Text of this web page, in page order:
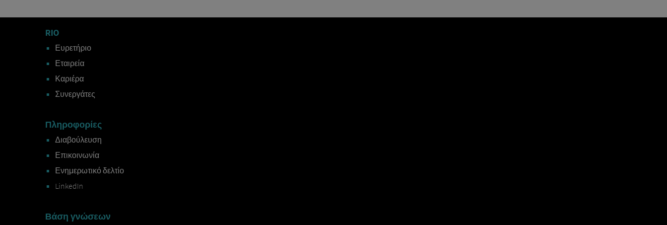
RIO
Ευρετήριο
Εταιρεία
Καριέρα
Συνεργάτες
Πληροφορίες
Διαβούλευση
Επικοινωνία
Ενημερωτικό δελτίο
LinkedIn
Βάση γνώσεων